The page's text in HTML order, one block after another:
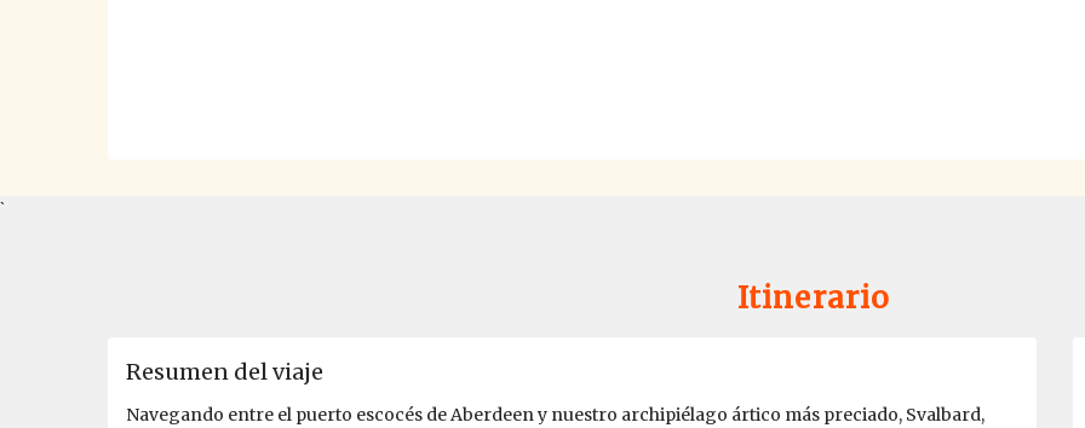
`
Itinerario
Resumen del viaje
Navegando entre el puerto escocés de Aberdeen y nuestro archipiélago ártico más preciado, Svalbard,